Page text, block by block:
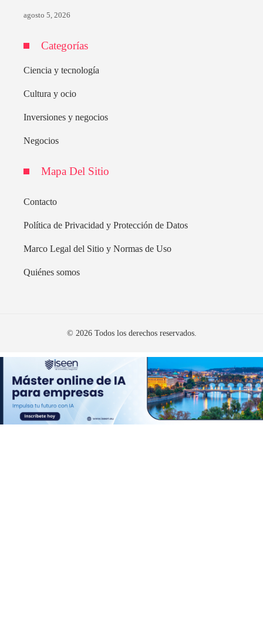
agosto 5, 2026
Categorías
Ciencia y tecnología
Cultura y ocio
Inversiones y negocios
Negocios
Mapa Del Sitio
Contacto
Política de Privacidad y Protección de Datos
Marco Legal del Sitio y Normas de Uso
Quiénes somos
© 2026 Todos los derechos reservados.